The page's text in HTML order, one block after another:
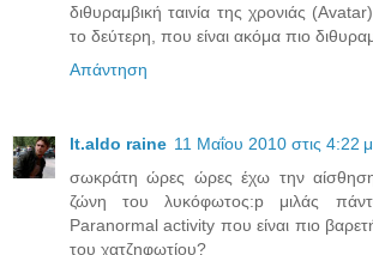
διθυραμβική ταινία της χρονιάς
το δεύτερη, που είναι ακόμα πιο
Απάντηση
lt.aldo raine 11 Μαΐου 2010 στις 4:22
σωκράτη ώρες ώρες έχω την αίσθηση
ζώνη του λυκόφωτος:p μιλάς
Paranormal activity που είναι πιο
του χατζηφωτίου?